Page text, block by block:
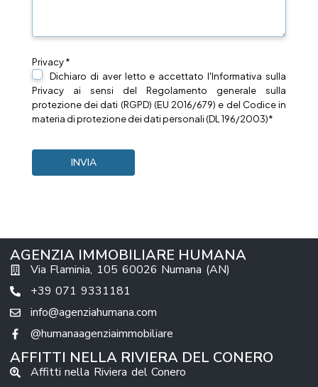
Privacy *
Dichiaro di aver letto e accettato l'Informativa sulla
Privacy ai sensi del Regolamento generale sulla
protezione dei dati (RGPD) (EU 2016/679) e del Codice in
materia di protezione dei dati personali (DL 196/2003)*
AGENZIA IMMOBILIARE HUMANA
Via Flaminia, 105 60026 Numana (AN)
+39 071 9331181
info@agenziahumana.com
@humanaagenziaimmobiliare
AFFITTI NELLA RIVIERA DEL CONERO
Affitti nella Riviera del Conero